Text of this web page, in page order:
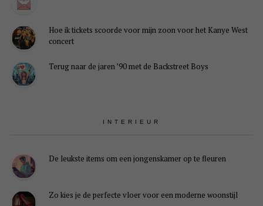
Hoe ik tickets scoorde voor mijn zoon voor het Kanye West
concert
Terug naar de jaren ’90 met de Backstreet Boys
INTERIEUR
De leukste items om een jongenskamer op te fleuren
Zo kies je de perfecte vloer voor een moderne woonstijl